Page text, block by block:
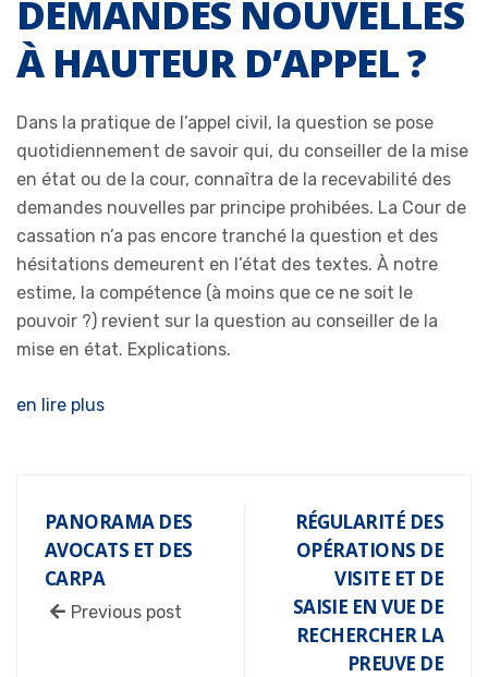
DEMANDES NOUVELLES
À HAUTEUR D’APPEL ?
Dans la pratique de l’appel civil, la question se pose
quotidiennement de savoir qui, du conseiller de la mise
en état ou de la cour, connaîtra de la recevabilité des
demandes nouvelles par principe prohibées. La Cour de
cassation n’a pas encore tranché la question et des
hésitations demeurent en l’état des textes. À notre
estime, la compétence (à moins que ce ne soit le
pouvoir ?) revient sur la question au conseiller de la
mise en état. Explications.
en lire plus
PANORAMA DES
AVOCATS ET DES
CARPA
Previous post
RÉGULARITÉ DES
OPÉRATIONS DE
VISITE ET DE
SAISIE EN VUE DE
RECHERCHER LA
PREUVE DE